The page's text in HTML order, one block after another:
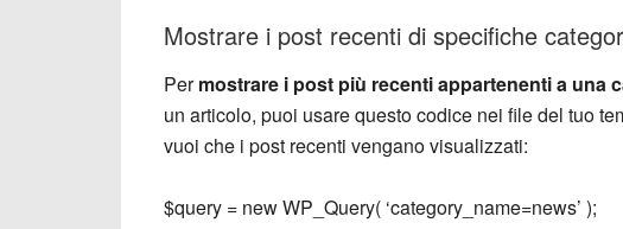
Mostrare i post recenti di specifiche
Permostrare i post più recenti appartenenti a una
un articolo, puoi usare questo codice nei file del tuo
vuoi che i post recenti vengano visualizzati:
$query = new WP_Query( ‘category_name=news’ );